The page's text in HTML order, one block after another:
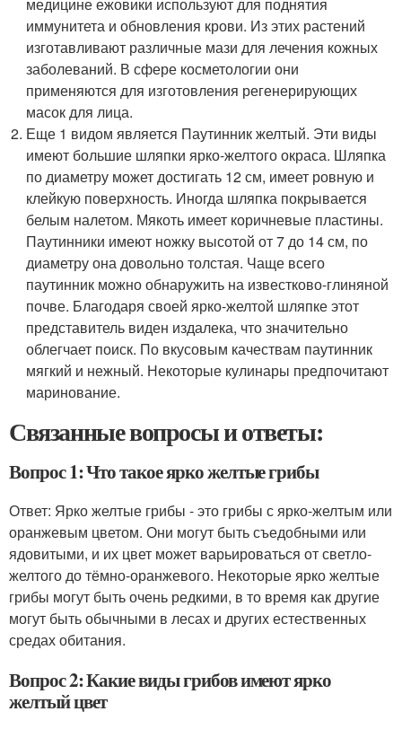
иммунитета и обновления крови. Из этих растений
изготавливают различные мази для лечения кожных
заболеваний. В сфере косметологии они
применяются для изготовления регенерирующих
масок для лица.
Еще 1 видом является Паутинник желтый. Эти виды
имеют большие шляпки ярко-желтого окраса. Шляпка
по диаметру может достигать 12 см, имеет ровную и
клейкую поверхность. Иногда шляпка покрывается
белым налетом. Мякоть имеет коричневые пластины.
Паутинники имеют ножку высотой от 7 до 14 см, по
диаметру она довольно толстая. Чаще всего
паутинник можно обнаружить на известково-глиняной
почве. Благодаря своей ярко-желтой шляпке этот
представитель виден издалека, что значительно
облегчает поиск. По вкусовым качествам паутинник
мягкий и нежный. Некоторые кулинары предпочитают
маринование.
Связанные вопросы и ответы:
Вопрос 1: Что такое ярко желтые грибы
Ответ: Ярко желтые грибы - это грибы с ярко-желтым или
оранжевым цветом. Они могут быть съедобными или
ядовитыми, и их цвет может варьироваться от светло-
желтого до тёмно-оранжевого. Некоторые ярко желтые
грибы могут быть очень редкими, в то время как другие
могут быть обычными в лесах и других естественных
средах обитания.
Вопрос 2: Какие виды грибов имеют ярко
желтый цвет